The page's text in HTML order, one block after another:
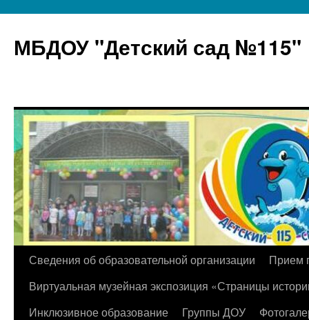
МБДОУ "Детский сад №115"
Перейти
содержимому
Сведения об образовательной организации
Прием
Виртуальная музейная экспозиция «Страницы
Инклюзивное образование
Группы ДОУ